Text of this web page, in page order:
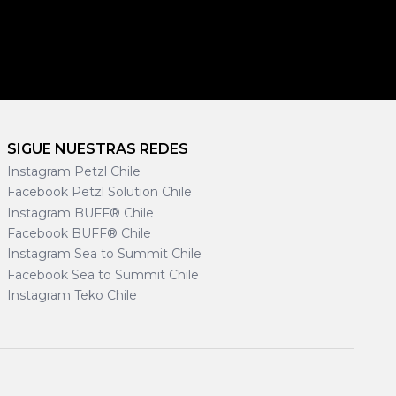
SIGUE NUESTRAS REDES
Instagram Petzl Chile
Facebook Petzl Solution Chile
Instagram BUFF® Chile
Facebook BUFF® Chile
Instagram Sea to Summit Chile
Facebook Sea to Summit Chile
Instagram Teko Chile